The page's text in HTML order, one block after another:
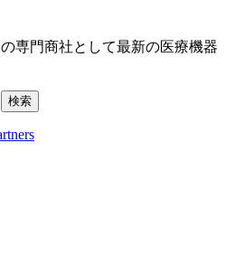
専門商社として最新の医療機器
検索